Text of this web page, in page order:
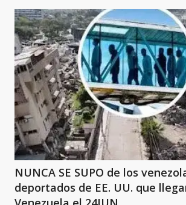
NUNCA SE SUPO de los
deportados de EE. UU. que